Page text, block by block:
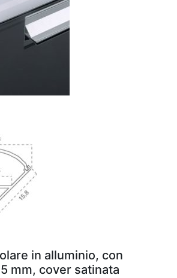
in alluminio, con
mm, cover satinata